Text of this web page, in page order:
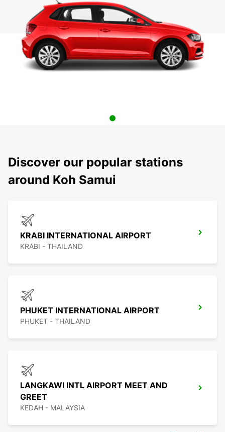
Discover our popular stations
around Koh Samui
KRABI INTERNATIONAL AIRPORT
KRABI - THAILAND
PHUKET INTERNATIONAL AIRPORT
PHUKET - THAILAND
LANGKAWI INTL AIRPORT MEET AND
GREET
KEDAH - MALAYSIA